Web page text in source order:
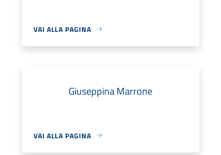
VAI ALLA PAGINA
Giuseppina Marrone
VAI ALLA PAGINA